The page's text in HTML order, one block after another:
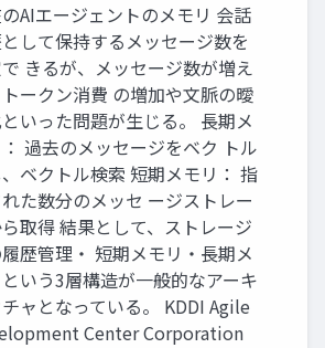
AIエージェントのメモリ 会話
して保持するメッセージ数を
きるが、メッセージ数が増え
ークン消費 の増加や文脈の曖
いった問題が生じる。 長期メ
過去のメッセージをベク トル
ベクトル検索 短期メモリ： 指
た数分のメッセ ージストレー
取得 結果として、ストレージ
歴管理・ 短期メモリ・長期メ
いう3層構造が一般的なアーキ
ャとなっている。 KDDI Agile
Center Corporation